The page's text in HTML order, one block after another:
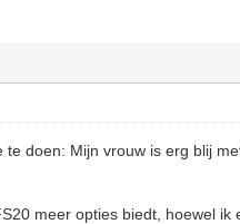
doen: Mijn vrouw is erg blij
meer opties biedt, hoewel ik